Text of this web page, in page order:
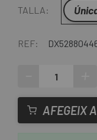
TALLA:
REF:
AFEGEIX